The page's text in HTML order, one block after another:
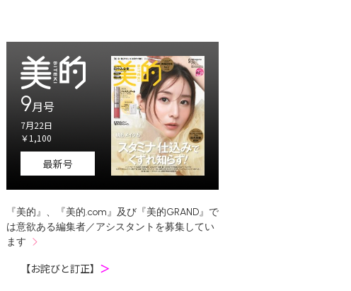
9月号
7月22日
￥1,100
最新号
『美的』、『美的.com』及び『美的GRAND』で
は意欲ある編集者／アシスタントを募集してい
ます
【お詫びと訂正】 ＞